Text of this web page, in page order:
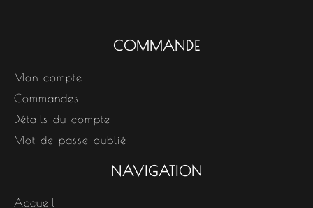
COMMANDE
Mon compte
Commandes
Détails du compte
Mot de passe oublié
NAVIGATION
Accueil